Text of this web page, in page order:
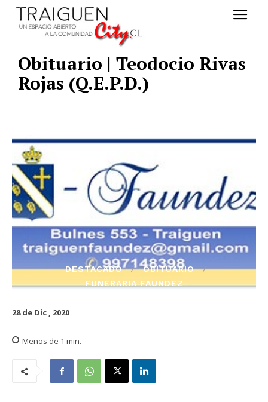
Obituario | Teodocio Rivas
Rojas (Q.E.P.D.)
DESTACADO
OBITUARIO
FUNERARIA FAUNDEZ
28 de Dic , 2020
Menos de 1 min.